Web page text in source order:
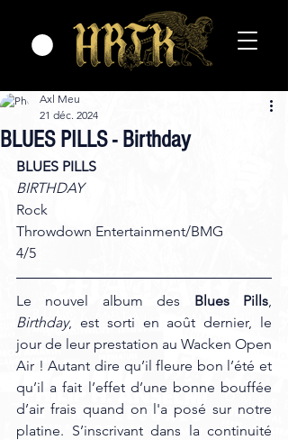
BLUES PILLS - Birthday
Axl Meu
21 déc. 2024
BLUES PILLS
BIRTHDAY
Rock
Throwdown Entertainment/BMG
4/5
Le nouvel album des Blues Pills
Birthday, est sorti en août dernier, le
jour de leur prestation au Wacken Open
Air ! Autant dire qu’il fleure bon l’été et
qu’il a fait l’effet d’une bonne bouffée
d’air frais quand on l'a posé sur notre
platine. S’inscrivant dans la continuité